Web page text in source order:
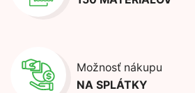
Možnosť nákupu
NA SPLÁTKY